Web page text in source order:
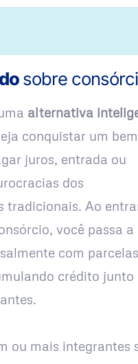
sobre
alternativa
conquistar um
juros, entrada ou
dos
tradicionais. Ao
você passa a
com parcelas
crédito junto
ou mais integrantes